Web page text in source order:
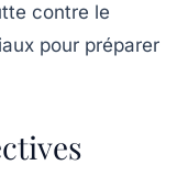
contre le
pour préparer